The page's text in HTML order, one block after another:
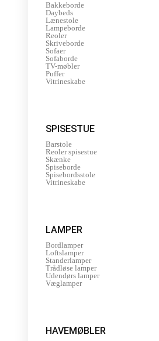
Bakkeborde
Daybeds
Lænestole
Lampeborde
Reoler
Skriveborde
Sofaer
Sofaborde
TV-møbler
Puffer
Vitrineskabe
SPISESTUE
Barstole
Reoler spisestue
Skænke
Spiseborde
Spisebordsstole
Vitrineskabe
LAMPER
Bordlamper
Loftslamper
Standerlamper
Trådløse lamper
Udendørs lamper
Væglamper
HAVEMØBLER